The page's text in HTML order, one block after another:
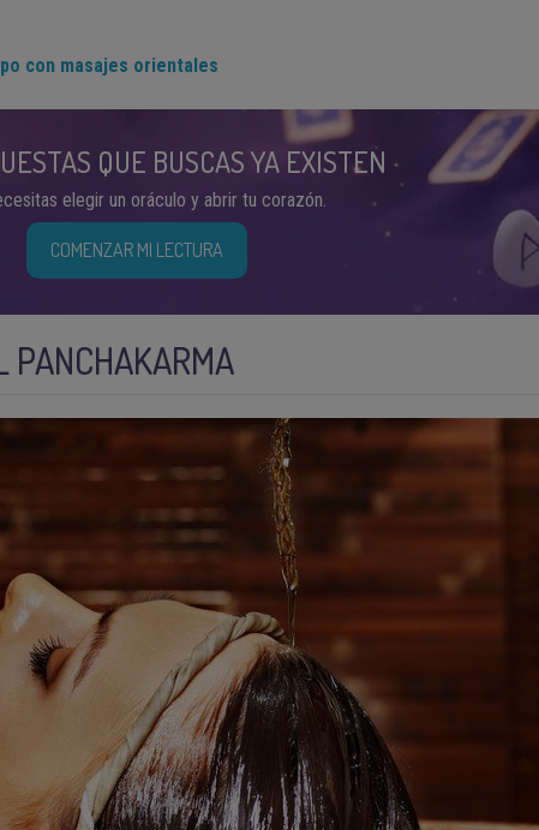
con masajes orientales
QUE BUSCAS YA EXISTEN
elegir un oráculo y abrir tu corazón.
COMENZAR MI LECTURA
PANCHAKARMA